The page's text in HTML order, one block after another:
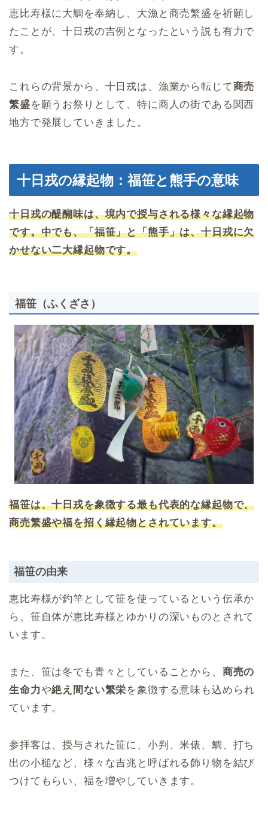
恵比寿様に大鯛を奉納し、大漁と商売繁盛を祈願し
たことが、十日戎の吉例となったという説も有力で
す。
これらの背景から、十日戎は、漁業から転じて商売
繁盛を願うお祭りとして、特に商人の街である関西
地方で発展していきました。
十日戎の縁起物：福笹と熊手の意味
十日戎の醍醐味は、境内で授与される様々な縁起物
です。中でも、「福笹」と「熊手」は、十日戎に欠
かせない二大縁起物です。
福笹（ふくざさ）
福笹は、十日戎を象徴する最も代表的な縁起物で、
商売繁盛や福を招く縁起物とされています。
福笹の由来
恵比寿様が釣竿として笹を使っているという伝承か
ら、笹自体が恵比寿様とゆかりの深いものとされて
います。
また、笹は冬でも青々としていることから、 商売の
生命力や絶え間ない繁栄を象徴する意味も込められ
ています。
参拝客は、授与された笹に、小判、米俵、鯛、打ち
出の小槌など、様々な吉兆と呼ばれる飾り物を結び
つけてもらい、福を増やしていきます。